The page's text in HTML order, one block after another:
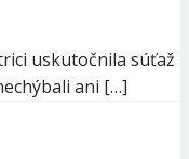
uskutočnila súťaž
ani […]